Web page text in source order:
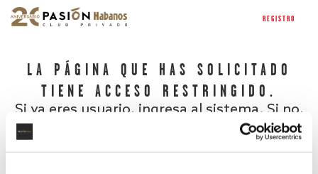
REGISTRO
LA PÁGINA QUE HAS SOLICITADO
TIENE ACCESO RESTRINGIDO.
Si ya eres usuario, ingresa al sistema. Si no,